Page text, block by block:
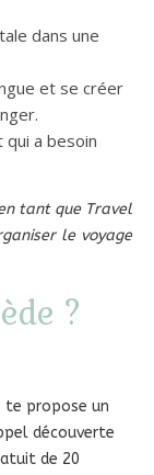
dans une
et se créer
a besoin
tant que Travel
le voyage
?
te propose un
découverte
de 20